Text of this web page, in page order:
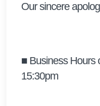
Our sincere
■ Business Hours
15:30pm